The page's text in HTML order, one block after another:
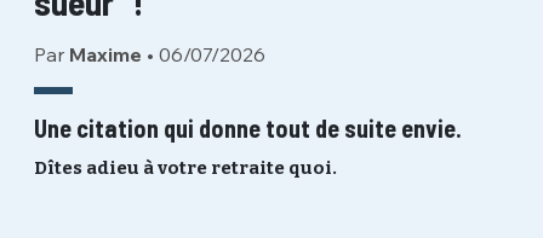
Par Maxime • 06/07/2026
Une citation qui donne tout de suite envie.
Dîtes adieu à votre retraite quoi.
PASSWORD*
PSEUDO
MOT DE PASSE Mot de passe perdu ?
M'INSCRIRE